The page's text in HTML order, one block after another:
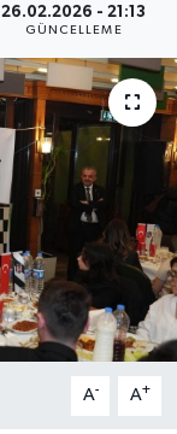
26.02.2026 - 21:13
GÜNCELLEME
A- A+